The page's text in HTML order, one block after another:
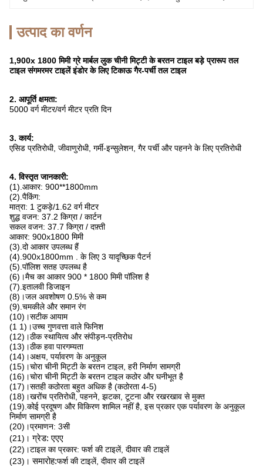
उत्पाद का वर्णन
1,900x 1800 मिमी ग्रे मार्बल लुक चीनी मिट्टी के बरतन टाइल बड़े प्रारूप तल
टाइल संगमरमर टाइलें इंडोर के लिए टिकाऊ गैर-पर्ची तल टाइल
2. आपूर्ति क्षमता:
5000 वर्ग मीटर/वर्ग मीटर प्रति दिन
3. कार्य:
एसिड प्रतिरोधी, जीवाणुरोधी, गर्मी-इन्सुलेशन, गैर पर्ची और पहनने के लिए प्रतिरोधी
4. विस्तृत जानकारी:
(1).आकार: 900**1800mm
(2).पैकिंग:
मात्रा: 1 टुकड़े/1.62 वर्ग मीटर
शुद्ध वजन: 37.2 किग्रा / कार्टन
सकल वजन: 37.7 किग्रा / दफ़्ती
आकार: 900x1800 मिमी
(3).दो आकार उपलब्ध हैं
(4).900x1800mm . के लिए 3 यादृच्छिक पैटर्न
(5).पॉलिश सतह उपलब्ध है
(6)।मैच का आकार 900 * 1800 मिमी पॉलिश है
(7).इतालवी डिजाइन
(8)।जल अवशोषण 0.5% से कम
(9).चमकीले और समान रंग
(10)।सटीक आयाम
(1 1)।उच्च गुणवत्ता वाले फिनिश
(12)।ठीक स्थायित्व और संपीड़न-प्रतिरोध
(13)।ठीक हवा पारगम्यता
(14)।अक्षय, पर्यावरण के अनुकूल
(15)।चोरा चीनी मिट्टी के बरतन टाइल, हरी निर्माण सामग्री
(16)।चोरा चीनी मिट्टी के बरतन टाइल कठोर और घनीभूत है
(17)।सतही कठोरता बहुत अधिक है (कठोरता 4-5)
(18)।खरोंच प्रतिरोधी, पहनने, झटका, टूटना और रखरखाव से मुक्त
(19).कोई प्रदूषण और विकिरण शामिल नहीं है, इस प्रकार एक पर्यावरण के अनुकूल
निर्माण सामग्री है
(20)।प्रमाणन: 3सी
(21)।ग्रेड: एएए
(22)।टाइल का प्रकार: फर्श की टाइलें, दीवार की टाइलें
(23)।समारोह:फर्श की टाइलें, दीवार की टाइलें